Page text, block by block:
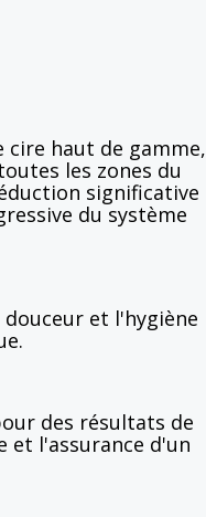
haut de gamme,
les zones du
significative
du système
et l'hygiène
des résultats de
et l'assurance d'un